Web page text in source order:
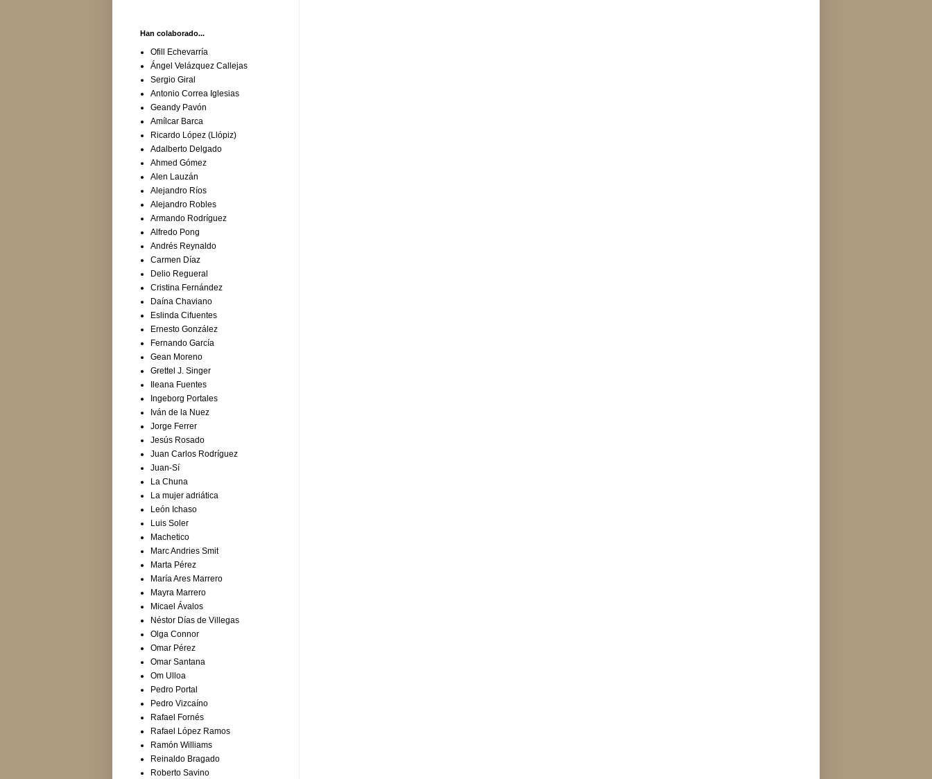
Han colaborado...
Ofill Echevarría
Ángel Velázquez Callejas
Sergio Giral
Antonio Correa Iglesias
Geandy Pavón
Amílcar Barca
Ricardo López (Llópiz)
Adalberto Delgado
Ahmed Gómez
Alen Lauzán
Alejandro Ríos
Alejandro Robles
Armando Rodríguez
Alfredo Pong
Andrés Reynaldo
Carmen Díaz
Delio Regueral
Cristina Fernández
Daína Chaviano
Eslinda Cifuentes
Ernesto González
Fernando García
Gean Moreno
Grettel J. Singer
Ileana Fuentes
Ingeborg Portales
Iván de la Nuez
Jorge Ferrer
Jesús Rosado
Juan Carlos Rodríguez
Juan-Sí
La Chuna
La mujer adriática
León Ichaso
Luis Soler
Machetico
Marc Andries Smit
Marta Pérez
María Ares Marrero
Mayra Marrero
Micael Ávalos
Néstor Días de Villegas
Olga Connor
Omar Pérez
Omar Santana
Om Ulloa
Pedro Portal
Pedro Vizcaíno
Rafael Fornés
Rafael López Ramos
Ramón Williams
Reinaldo Bragado
Roberto Savino